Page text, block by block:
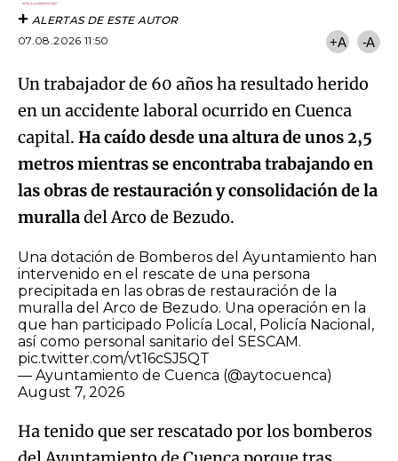
ALERTAS DE ESTE AUTOR
07.08.2026 11:50
+A -A
Un trabajador de 60 años ha resultado herido
en un accidente laboral ocurrido en Cuenca
capital. Ha caído desde una altura de unos 2,5
metros mientras se encontraba trabajando en
las obras de restauración y consolidación de la
muralladel Arco de Bezudo.
Una dotación de Bomberos del Ayuntamiento han
intervenido en el rescate de una persona
precipitada en las obras de restauración de la
muralla del Arco de Bezudo. Una operación en la
que han participado Policía Local, Policía Nacional,
así como personal sanitario del SESCAM.
pic.twitter.com/vt16cSJ5QT
— Ayuntamiento de Cuenca (@aytocuenca)
August 7, 2026
Ha tenido que ser rescatado por los bomberos